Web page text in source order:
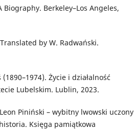
Berkeley–Los Angeles,
by W. Radwański.
Życie i działalność
Lubelskim. Lublin, 2023.
Piniński – wybitny lwowski uczony
Księga pamiątkowa